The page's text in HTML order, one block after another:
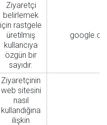
Ziyaretçi
belirlemek
için rastgele
üretilmiş
kullancıya
özgün bir
sayıdır.
Ziyaretçinin
web sitesini
nasıl
kullandığına
ilişkin